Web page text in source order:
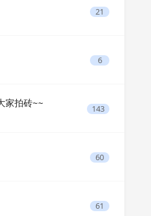
21
6
家拍砖~~ 143
60
61